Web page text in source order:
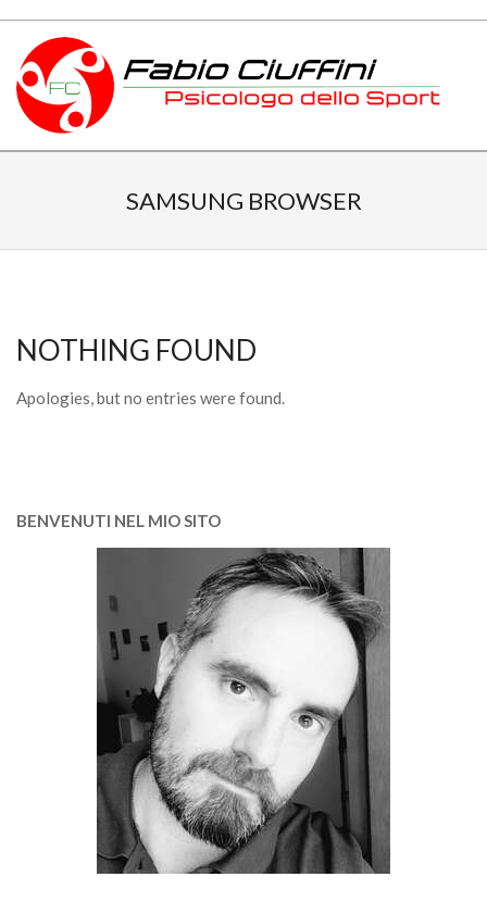
content
PSICOLOGO
DELLOSAMSUNG BROWSER
NOTHING FOUND
Apologies, but no entries were found.
BENVENUTI NEL MIO SITO